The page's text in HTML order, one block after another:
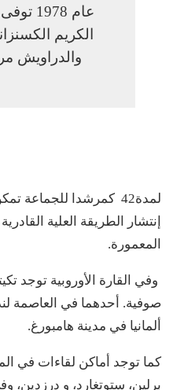
عام
الكريم
والدراويش
لمدة42 كمرشدا
إنتشار الطريقة العلية
المعمورة.
وفي القارة الأوروبية توجد
صوفية. أحدهما في العاصمة
ألمانيا في مدينة هامبورغ.
كما توجد أماكن لقاءات في
برلين، ستوتغارد، و درزدين،